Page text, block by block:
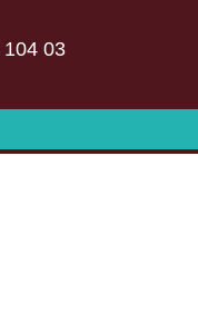
03